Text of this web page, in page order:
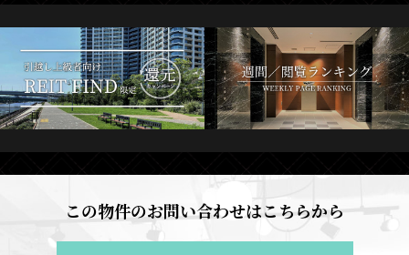
この物件のお問い合わせはこちらから